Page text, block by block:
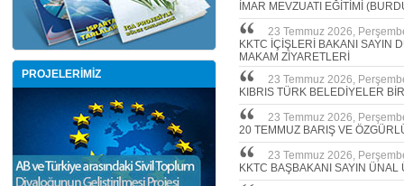
PROJELERİMİZ
İMAR MEVZUATI EĞİTİMİ
23 Temmuz 2026,
KKTC İÇİŞLERİ BAKANI SAYIN
MAKAM ZİYARETLERİ
23 Temmuz 2026,
KIBRIS TÜRK BELEDİYELER
23 Temmuz 2026,
20 TEMMUZ BARIŞ VE
23 Temmuz 2026,
KKTC BAŞBAKANI SAYIN ÜNAL